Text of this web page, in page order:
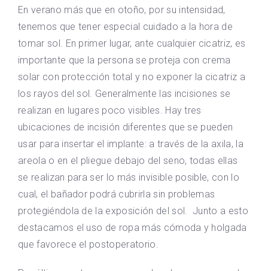
En verano más que en otoño, por su intensidad,
tenemos que tener especial cuidado a la hora de
tomar sol. En primer lugar, ante cualquier cicatriz, es
importante que la persona se proteja con crema
solar con protección total y no exponer la cicatriz a
los rayos del sol. Generalmente las incisiones se
realizan en lugares poco visibles. Hay tres
ubicaciones de incisión diferentes que se pueden
usar para insertar el implante: a través de la axila, la
areola o en el pliegue debajo del seno, todas ellas
se realizan para ser lo más invisible posible, con lo
cual, el bañador podrá cubrirla sin problemas
protegiéndola de la exposición del sol. Junto a esto
destacamos el uso de ropa más cómoda y holgada
que favorece el postoperatorio.